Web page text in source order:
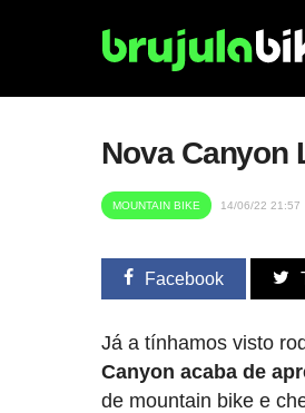
Nova Canyon
MOUNTAIN BIKE 14/06/22 21:57
Facebook
Já a tínhamos visto
Canyon acaba de
de mountain bike e